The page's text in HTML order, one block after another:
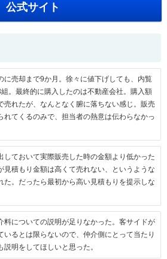
公式サイト
に売却まで9か月。徐々に値下げしても、内覧
。最終的に購入したのは不動産会社。購入額
売れたが、なんとなく腑に落ちない感じ。販売
れてくるのみで、担当者の熱意は伝わらなかっ
しておいて実際販売した時の金額より低かった
見積もり金額は高くて売れない、というような
た。だったら最初から高い見積もりを提示しな
料についての説明が足りなかった。客サイドが
いるとは限らないので、仲介側にとって当たり
説明をしてほしいと思った。